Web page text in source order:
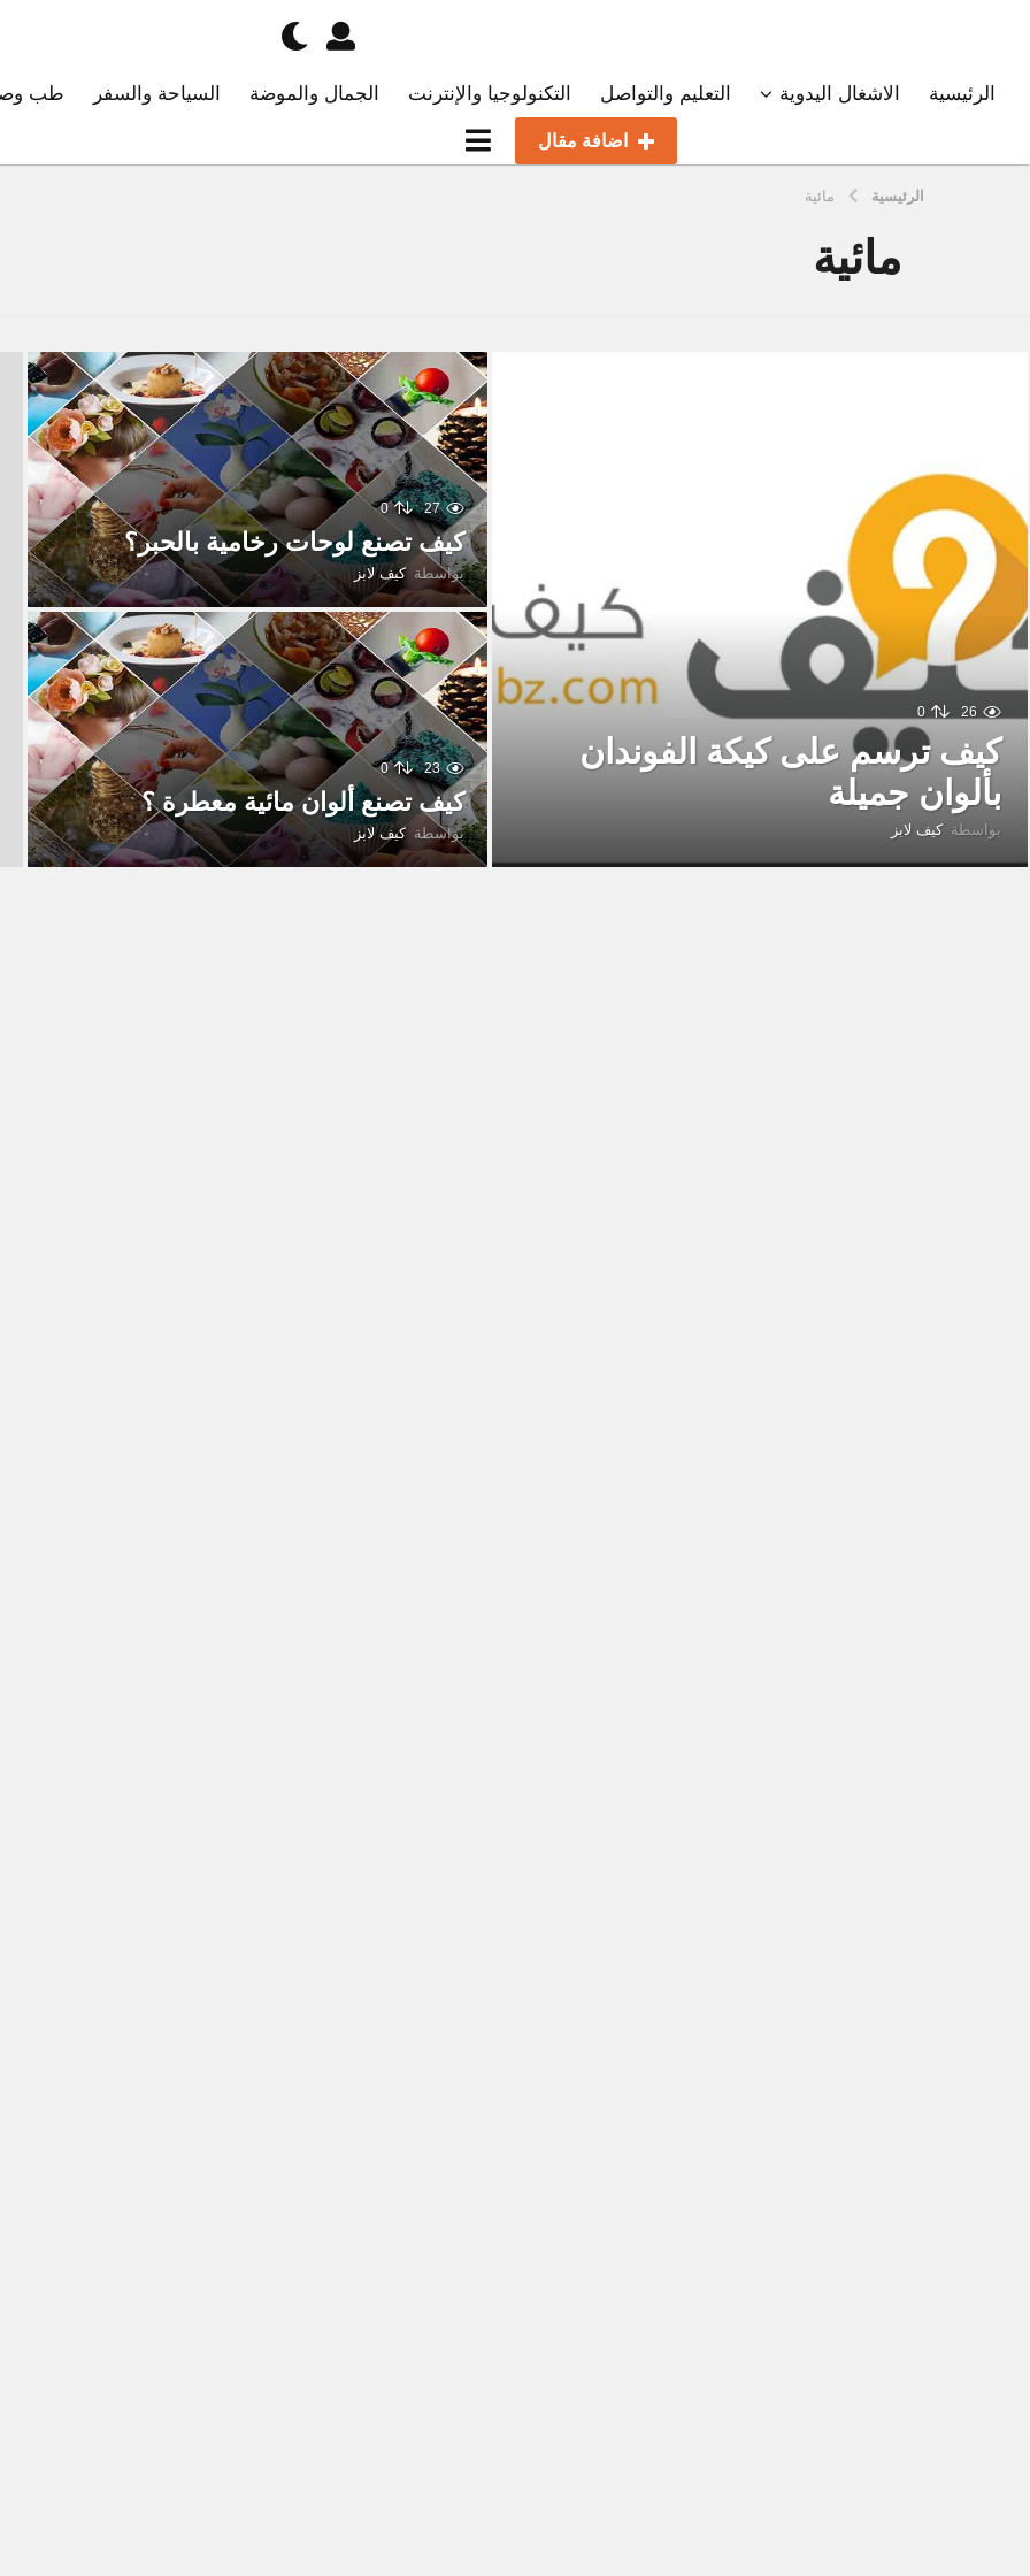
الرئيسية الاشغال اليدوية التعليم والتواصل التكنولوجيا والإنترنت الجمال والموضة السياحة والسفر طب
اضافة مقال
الرئيسية مائية
مائية
26
0
كيف ترسم على كيكة الفوندان
بألوان جميلة
بواسطة كيف لابز
27
0
كيف تصنع لوحات رخامية بالحبر؟
بواسطة كيف لابز
23
0
كيف تصنع ألوان مائية معطرة ؟
بواسطة كيف لابز